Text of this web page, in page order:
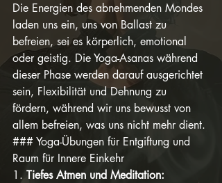
Die Energien des abnehmenden Mondes
laden uns ein, uns von Ballast zu
befreien, sei es körperlich, emotional
oder geistig. Die Yoga-Asanas während
dieser Phase werden darauf ausgerichtet
sein, Flexibilität und Dehnung zu
fördern, während wir uns bewusst von
allem befreien, was uns nicht mehr dient.
### Yoga-Übungen für Entgiftung und
Raum für Innere Einkehr
1. Tiefes Atmen und Meditation: